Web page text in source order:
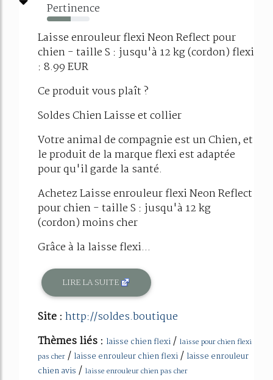
Pertinence
56%
Laisse enrouleur flexi Neon Reflect pour
chien - taille S : jusqu'à 12 kg (cordon) flexi
: 8.99 EUR
Ce produit vous plaît ?
Soldes Chien Laisse et collier
Votre animal de compagnie est un Chien, et
le produit de la marque flexi est adaptée
pour qu'il garde la santé.
Achetez Laisse enrouleur flexi Neon Reflect
pour chien - taille S : jusqu'à 12 kg
(cordon) moins cher
Grâce à la laisse flexi...
LIRE LA SUITE
Site : http://soldes.boutique
Thèmes liés : laisse chien flexi/ laisse pour chien flexi
pas cher / laisse enrouleur chien flexi/ laisse enrouleur
chien avis / laisse enrouleur chien pas cher